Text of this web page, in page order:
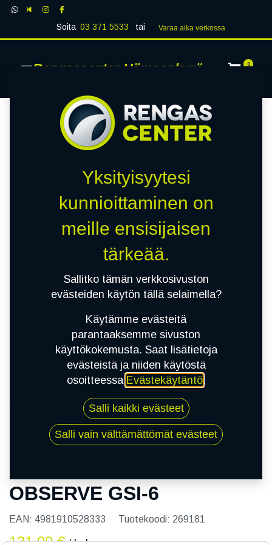
Soita 03 371 5533 tai Varaa aika verk​​​​ossa
Rengascenter Hämeenkyrö 0
215/60R16 95H TOYO OBSERVE GSI-6
OBSERVE GSI-6
EAN: 4981910528333 Tuotekoodi: 269181
131,00€
Yksityisyytesi
kunnioittaminen on
meille ensisijaisen
tärkeää.
Sallitko tämän verkkosivuston
evästeiden käytön tällä selaimella?
Käytämme evästeitä
parantaaksemme sivuston
käyttökokemusta. Saat lisätietoja
evästeistä ja niiden käytöstä
osoitteessa Evästekäytäntö.
Salli kaikki evästeet
Salli vain välttämättömät evästeet